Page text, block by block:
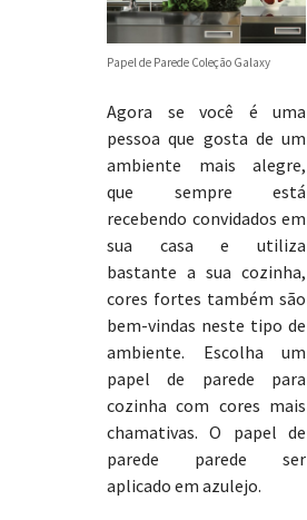
Papel de Parede Coleção Galaxy
Agora se você é uma
pessoa que gosta de um
ambiente mais alegre,
que sempre está
recebendo convidados em
sua casa e utiliza
bastante a sua cozinha,
cores fortes também são
bem-vindas neste tipo de
ambiente. Escolha um
papel de parede para
cozinha com cores mais
chamativas. O papel de
parede parede ser
aplicado em azulejo.